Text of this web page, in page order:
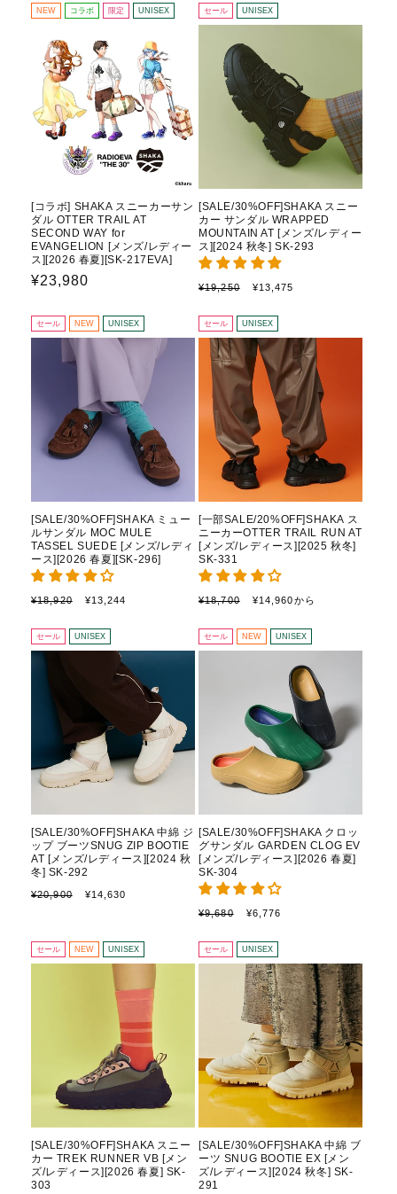
価
格
ル
価
格
NEW コラボ 限定 UNISEX
[コラボ] SHAKA スニーカーサン
ダル OTTER TRAIL AT
SECOND WAY for
EVANGELION [メンズ/レディー
ス][2026 春夏][SK-217EVA]
通
価
格
¥23,980
セール UNISEX
[SALE/30%OFF]SHAKA スニー
カー サンダル WRAPPED
MOUNTAIN AT [メンズ/レディー
ス][2024 秋冬] SK-293
通
価
格
¥19,250
セ
ル
価
格
¥13,475
セール NEW UNISEX
[SALE/30%OFF]SHAKA ミュー
ルサンダル MOC MULE
TASSEL SUEDE [メンズ/レディ
ース][2026 春夏][SK-296]
通
価
格
¥18,920
セ
ル
価
¥13,244
セール UNISEX
[一部SALE/20%OFF]SHAKA ス
ニーカーOTTER TRAIL RUN AT
[メンズ/レディース][2025 秋冬]
SK-331
通
価
格
¥18,700
セ
ル
価
¥14,960から
セール UNISEX
[SALE/30%OFF]SHAKA 中綿 ジ
ップ ブーツSNUG ZIP BOOTIE
AT [メンズ/レディース][2024 秋
冬] SK-292
通
格
¥20,900
セ
価
格
¥14,630
セール NEW UNISEX
[SALE/30%OFF]SHAKA クロッ
グサンダル GARDEN CLOG EV
[メンズ/レディース][2026 春夏]
SK-304
通
価
格
¥9,680
セ
ル
価
格
¥6,776
セール NEW UNISEX
[SALE/30%OFF]SHAKA スニー
カー TREK RUNNER VB [メン
ズ/レディース][2026 春夏] SK-
303
セール UNISEX
[SALE/30%OFF]SHAKA 中綿 ブ
ーツ SNUG BOOTIE EX [メン
ズ/レディース][2024 秋冬] SK-
291